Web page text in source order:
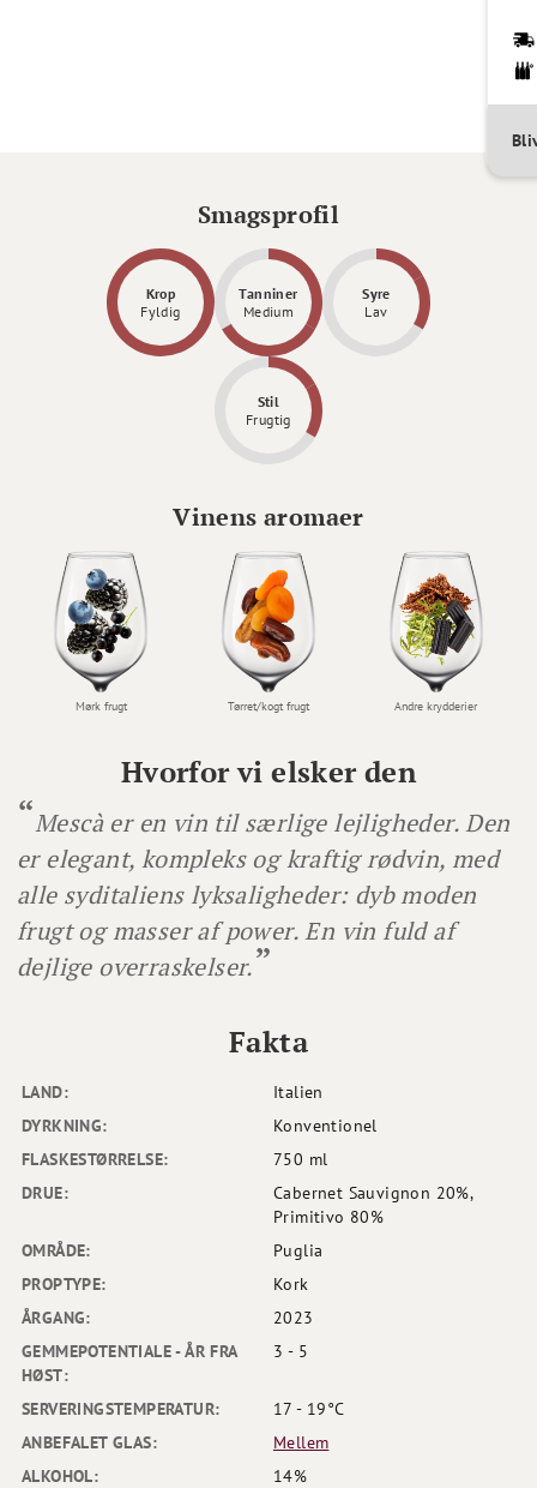
Hvorfor vi elsker den
Mescà er en vin til særlige lejligheder. Den
er elegant, kompleks og kraftig rødvin, med
alle syditaliens lyksaligheder: dyb moden
frugt og masser af power. En vin fuld af
dejlige overraskelser.
LAND:
Italien
DYRKNING:
Konventionel
FLASKESTØRRELSE:
750 ml
DRUE:
Cabernet Sauvignon 20%,
Primitivo 80%
OMRÅDE:
Puglia
PROPTYPE:
Kork
ÅRGANG:
2023
GEMMEPOTENTIALE - ÅR FRA
HØST:
3 - 5
SERVERINGSTEMPERATUR:
17 - 19°C
ANBEFALET GLAS:
Mellem
ALKOHOL:
14%
Fakta
Smagsprofil
Krop
Fyldig
Tanniner
Medium
Syre
Lav
Stil
Frugtig
Vinens aromaer
Mørk frugt Tørret/kogt frugt Andre krydderier